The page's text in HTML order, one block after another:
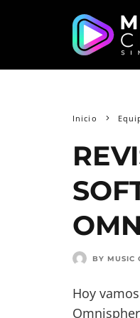
Inicio
BY MUSIC
Hoy